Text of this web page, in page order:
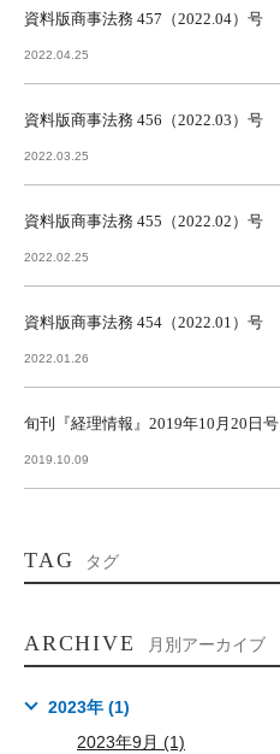
資料版商事法務 457（2022.04）号
2022.04.25
資料版商事法務 456（2022.03）号
2022.03.25
資料版商事法務 455（2022.02）号
2022.02.25
資料版商事法務 454（2022.01）号
2022.01.26
旬刊『経理情報』2019年10月20日号
2019.10.09
TAG タグ
ARCHIVE 月別アーカイブ
2023年 (1)
2023年9月 (1)